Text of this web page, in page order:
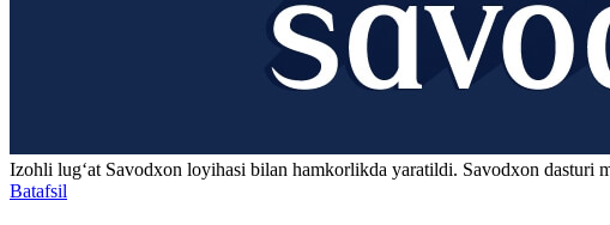
Izohli lugʻat Savodxon loyihasi bilan hamkorlikda yaratildi. Savodxon dasturi
Batafsil